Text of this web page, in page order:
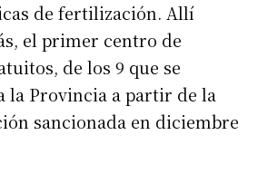
de fertilización. Allí
el primer centro de
de los 9 que se
la Provincia a partir de la
sancionada en diciembre